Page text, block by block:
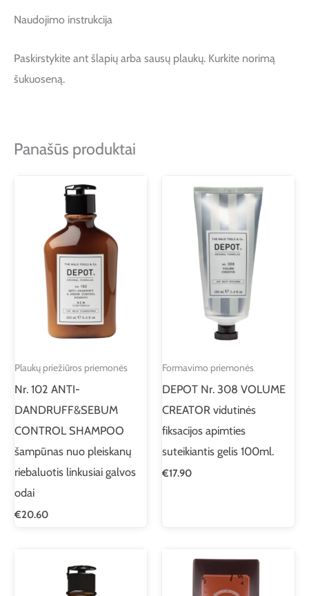
Naudojimo instrukcija
Paskirstykite ant šlapių arba sausų plaukų. Kurkite norimą
šukuoseną.
Panašūs produktai
Plaukų priežiūros priemonės
Nr. 102 ANTI-
DANDRUFF&SEBUM
CONTROL SHAMPOO
šampūnas nuo pleiskanų
riebaluotis linkusiai galvos
odai
€20.60
Formavimo priemonės
DEPOT Nr. 308 VOLUME
CREATOR vidutinės
fiksacijos apimties
suteikiantis gelis 100ml.
€17.90